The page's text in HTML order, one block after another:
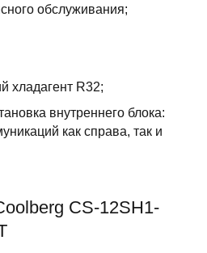
обслуживания;
хладагент R32;
внутреннего блока:
как справа, так и
CS-12SH1-